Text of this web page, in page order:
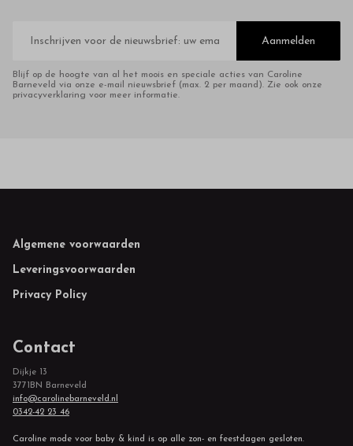
mailadres
Aanmelden
Blijf op de hoogte van al het moois en speciale acties van Caroline
Barneveld via onze e-mail nieuwsbrief (max. 2 per maand). Zie ook onze
privacyverklaring voor meer informatie.
Footer
Algemene voorwaarden
Leveringsvoorwaarden
Privacy Policy
Contact
Dijkje 13
3771BN Barneveld
info@carolinebarneveld.nl
0342-42 23 46
Caroline mode voor baby & kind is op alle zon- en feestdagen gesloten.